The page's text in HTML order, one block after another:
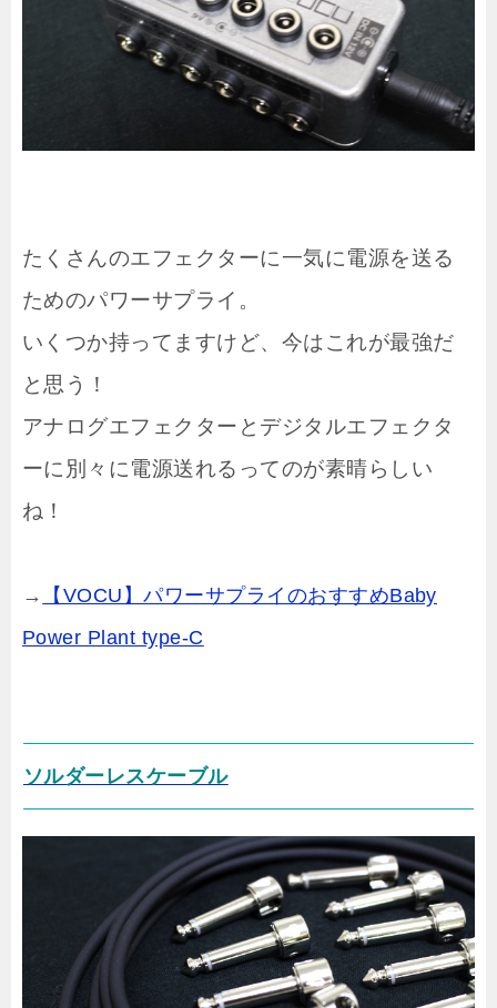
たくさんのエフェクターに一気に電源を送る
ためのパワーサプライ。
いくつか持ってますけど、今はこれが最強だ
と思う！
アナログエフェクターとデジタルエフェクタ
ーに別々に電源送れるってのが素晴らしい
ね！
→
【VOCU】パワーサプライのおすすめBaby
Power Plant type-C
ソルダーレスケーブル